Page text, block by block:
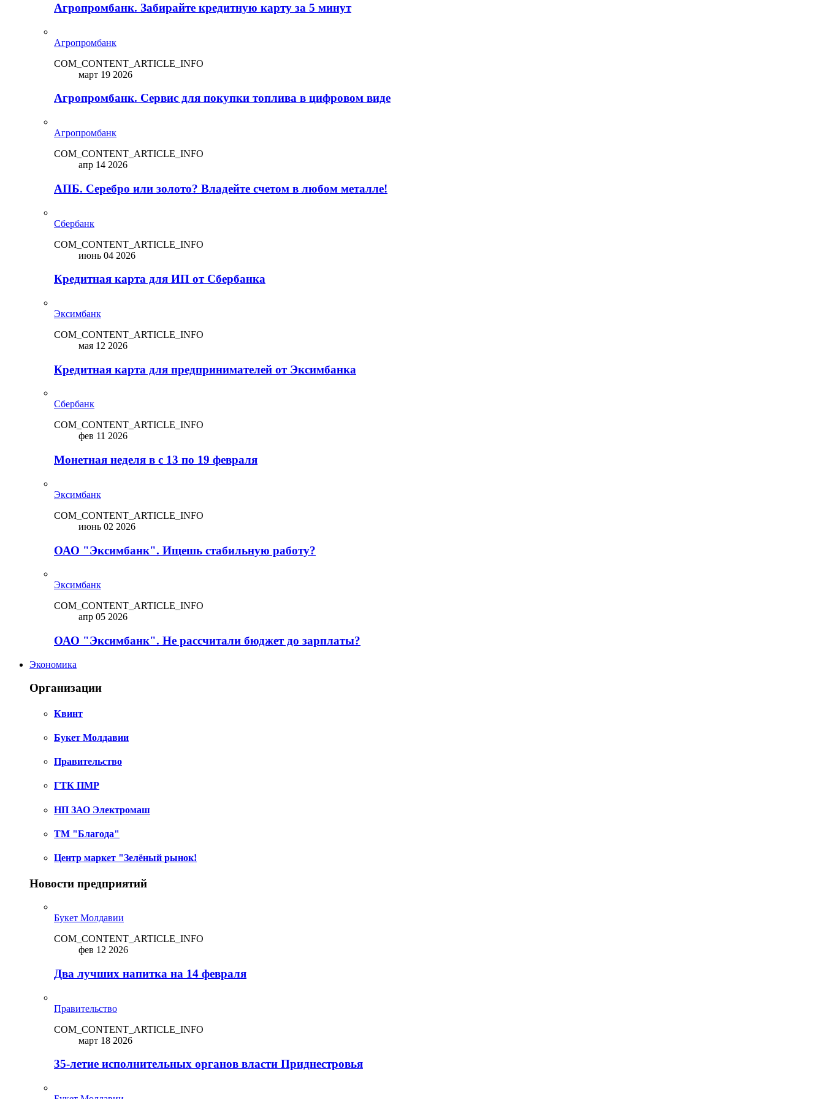
Агропромбанк. Забирайте кредитную карту за 5 минут
Агропромбанк
COM_CONTENT_ARTICLE_INFO
март 19 2026
Агропромбанк. Сервис для покупки топлива в цифровом виде
Агропромбанк
COM_CONTENT_ARTICLE_INFO
апр 14 2026
АПБ. Серебро или золото? Владейте счетом в любом металле!
Сбербанк
COM_CONTENT_ARTICLE_INFO
июнь 04 2026
Кредитная карта для ИП от Сбербанка
Эксимбанк
COM_CONTENT_ARTICLE_INFO
мая 12 2026
Кредитная карта для предпринимателей от Эксимбанка
Сбербанк
COM_CONTENT_ARTICLE_INFO
фев 11 2026
Монетная неделя в с 13 по 19 февраля
Эксимбанк
COM_CONTENT_ARTICLE_INFO
июнь 02 2026
ОАО "Эксимбанк". Ищешь стабильную работу?
Эксимбанк
COM_CONTENT_ARTICLE_INFO
апр 05 2026
ОАО "Эксимбанк". Не рассчитали бюджет до зарплаты?
Экономика
Организации
Квинт
Букет Молдавии
Правительство
ГТК ПМР
НП ЗАО Электромаш
ТМ "Благода"
Центр маркет "Зелёный рынок!
Новости предприятий
Букет Молдавии
COM_CONTENT_ARTICLE_INFO
фев 12 2026
Два лучших напитка на 14 февраля
Правительство
COM_CONTENT_ARTICLE_INFO
март 18 2026
35-летие исполнительных органов власти Приднестровья